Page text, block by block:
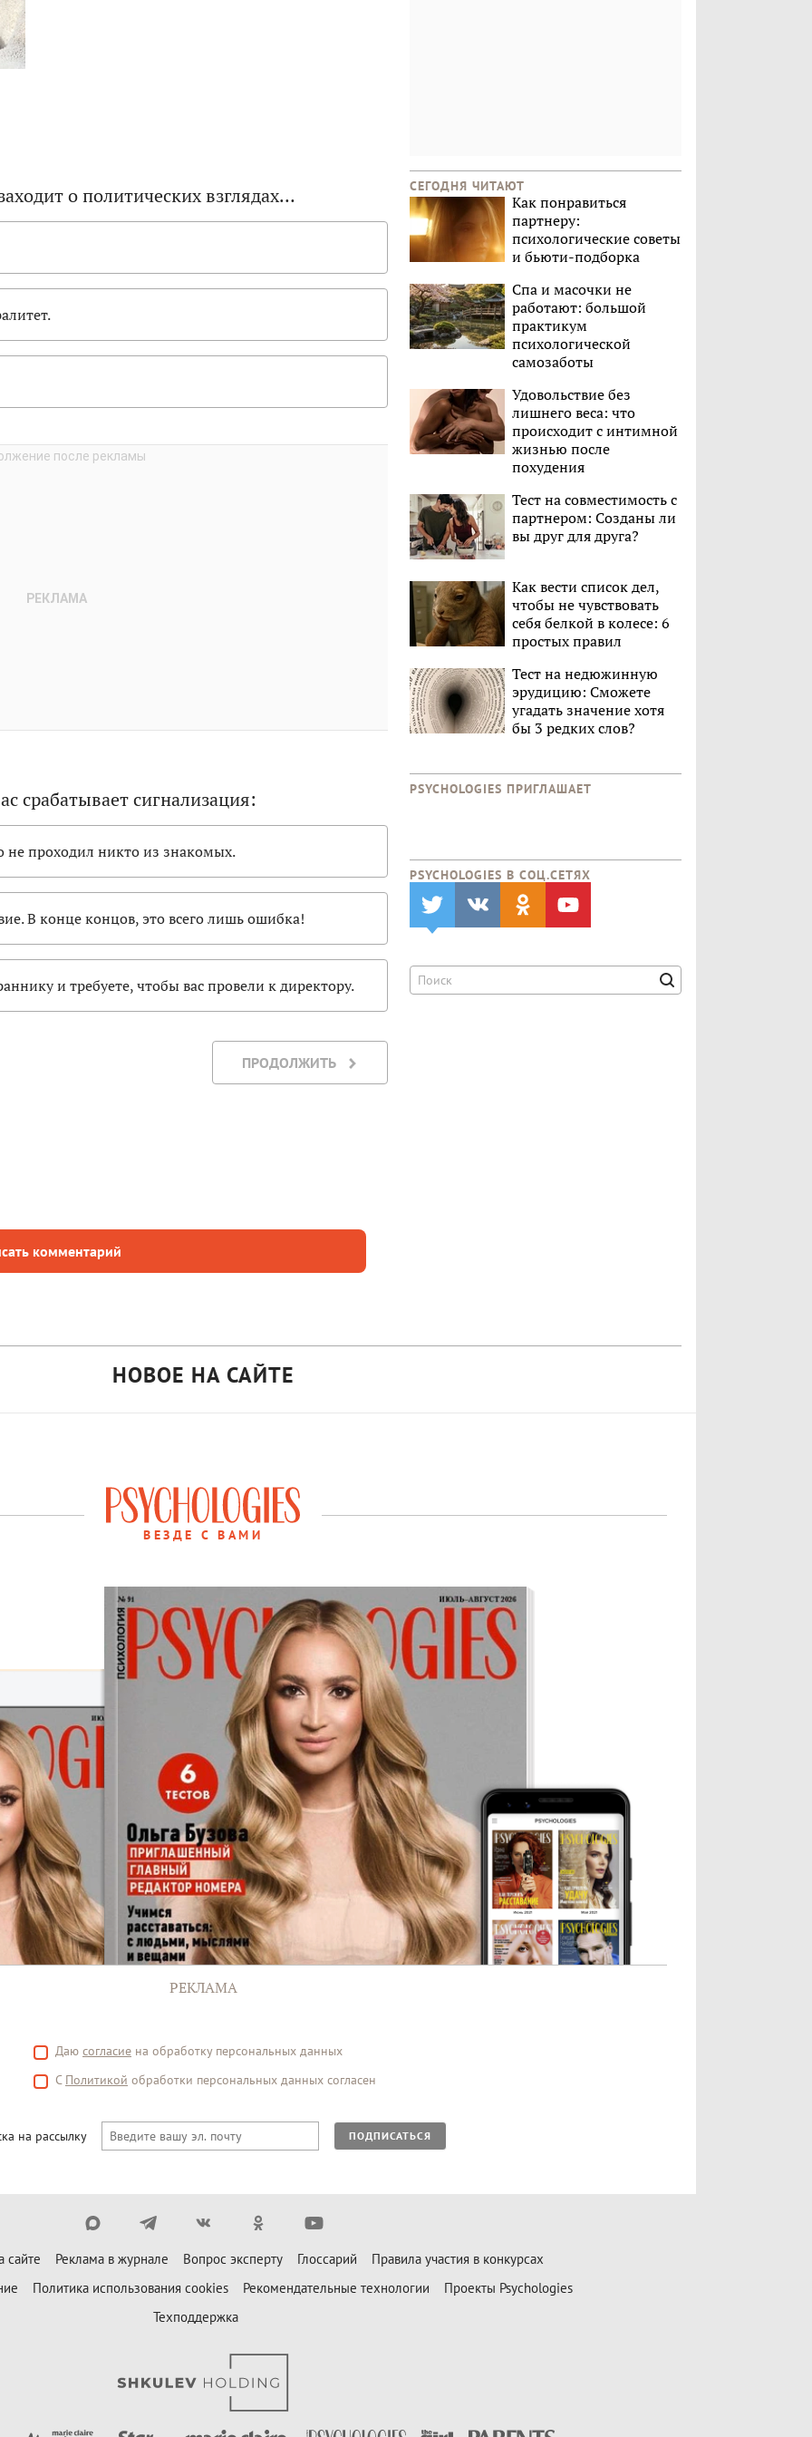
о политических взглядах…
срабатывает сигнализация:
проходил никто из знакомых.
В конце концов, это всего лишь ошибка!
и требуете, чтобы вас провели к директору.
ПРОДОЛЖИТЬ
комментарий
СЕГОДНЯ ЧИТАЮТ
Как понравиться
партнеру:
психологические советы
и бьюти-подборка
Спа и масочки не
работают: большой
практикум
психологической
самозаботы
Удовольствие без
лишнего веса: что
происходит с интимной
жизнью после
похудения
Тест на совместимость с
партнером: Созданы ли
вы друг для друга?
Как вести список дел,
чтобы не чувствовать
себя белкой в колесе: 6
простых правил
Тест на недюжинную
эрудицию: Сможете
угадать значение хотя
бы 3 редких слов?
PSYCHOLOGIES ПРИГЛАШАЕТ
PSYCHOLOGIES В CОЦ.СЕТЯХ
НОВОЕ НА САЙТЕ
ВЕЗДЕ С ВАМИ
РЕКЛАМА
Даю согласие на обработку персональных данных
С Политикой обработки персональных данных согласен
на рассылку ПОДПИСАТЬСЯ
сайте Реклама в журнале Вопрос эксперту Глоссарий
Правила участия в конкурсах
Политика использования cookies Рекомендательные технологии
Проекты Psychologies
Техподдержка